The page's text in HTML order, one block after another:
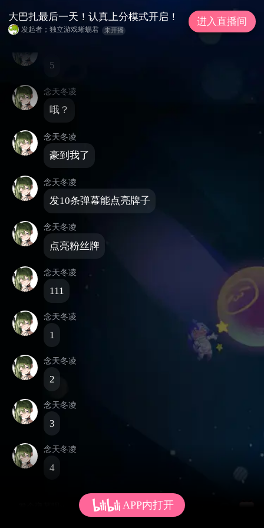
公告: 专注游玩冷门独立游戏的蜥蜴君× 专注
游玩冷门独立游戏的虾头大叔 ✓
5
念天冬凌
哦？
念天冬凌
豪到我了
念天冬凌
发10条弹幕能点亮牌子
念天冬凌
点亮粉丝牌
念天冬凌
111
念天冬凌
1
念天冬凌
2
念天冬凌
3
念天冬凌
4
大巴扎最后一天！认真上分模式开启！
发起者；独立游戏蜥蜴君 未开播
进入直播间
APP内打开